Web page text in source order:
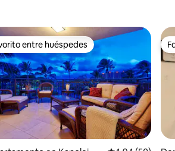
entre huéspedes
entre huéspedes